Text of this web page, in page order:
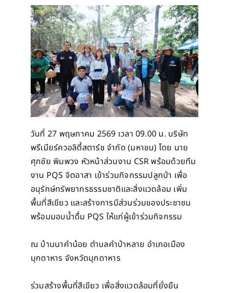
วันที่ 27 พฤษภาคม 2569 เวลา 09.00 น. บริษัท
พรีเมียร์ควอลิตี้สตาร์ช จำกัด (มหาชน) โดย นาย
ศุภชัย พิมพวง หัวหน้าส่วนงาน CSR พร้อมด้วยทีม
งาน PQS จิตอาสา เข้าร่วมกิจกรรมปลูกป่า เพื่อ
อนุรักษ์ทรัพยากรธรรมชาติและสิ่งแวดล้อม เพิ่ม
พื้นที่สีเขียว และสร้างการมีส่วนร่วมของประชาชน
พร้อมมอบน้ำดื่ม PQS ให้แก่ผู้เข้าร่วมกิจกรรม
ณ บ้านนาคำน้อย ตำบลคำป่าหลาย อำเภอเมือง
มุกดาหาร จังหวัดมุกดาหาร
ร่วมสร้างพื้นที่สีเขียว เพื่อสิ่งแวดล้อมที่ยั่งยืน